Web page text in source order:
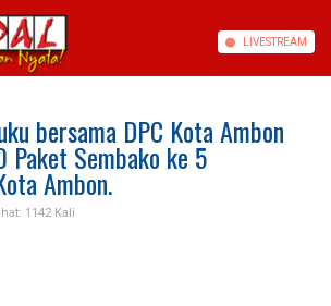
LIVESTREAM
bersama DPC Kota Ambon
Sembako ke 5
Ambon.
1142 Kali